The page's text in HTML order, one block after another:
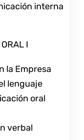
interna
I
la Empresa
lenguaje
oral
verbal